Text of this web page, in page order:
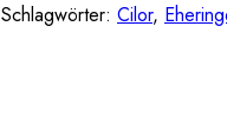
Schlagwörter: Cilor,